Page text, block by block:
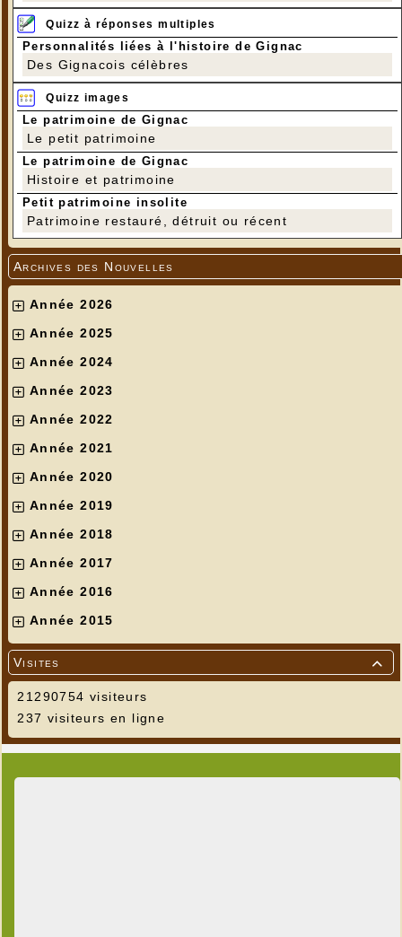
Quizz à réponses multiples
Personnalités liées à l'histoire de Gignac
Des Gignacois célèbres
Quizz images
Le patrimoine de Gignac
Le petit patrimoine
Le patrimoine de Gignac
Histoire et patrimoine
Petit patrimoine insolite
Patrimoine restauré, détruit ou récent
Archives des Nouvelles
Année 2026
Année 2025
Année 2024
Année 2023
Année 2022
Année 2021
Année 2020
Année 2019
Année 2018
Année 2017
Année 2016
Année 2015

Visites
21290754 visiteurs
237 visiteurs en ligne